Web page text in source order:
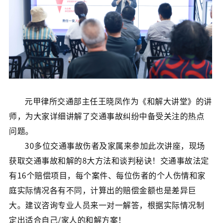
元甲律所交通部主任王晓凤作为《和解大讲堂》的讲
师，为大家详细讲解了交通事故纠纷中备受关注的热点
问题。
30多位交通事故伤者及家属来参加此次讲座，现场
获取交通事故和解的8大方法和谈判秘诀！交通事故法定
有16个赔偿项目，每个案件、每位伤者的个人伤情和家
庭实际情况各有不同，计算出的赔偿金额也是差异巨
大。建议咨询专业人员来一对一解答，根据实际情况制
定出适合自己/家人的和解方案！